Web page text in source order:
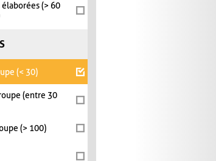
(> 60
(< 30)
(entre 30
(> 100)